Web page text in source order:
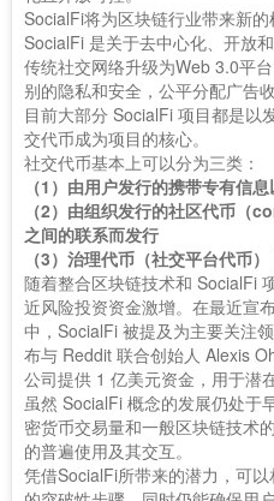
SocialFi将为区块链行业带来新的
SocialFi 是关于去中心化、开放
传统社交网络升级为Web 3.0平
别的隐私和安全，公平分配广告
目前大部分 SocialFi 项目都是以
交代币成为项目的核心。
社交代币基本上可以分为三类：
（1）由用户发行的携带专有信
（2）由组织发行的社区代币
之间的联系而发行
（3）治理代币（社交平台代币）
随着整合区块链技术和 SocialFi
近风险投资资金激增。在最近宣
中，SocialFi 被提及为主要关注
布与 Reddit 联合创始人 Alexis
公司提供 1 亿美元资金，用于潜
虽然 SocialFi 概念的发展仍处于
密货币交易量和一般区块链技术
的普遍使用及其交互。
凭借SocialFi所带来的潜力，可